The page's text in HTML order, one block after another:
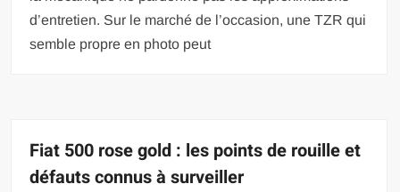
d’entretien. Sur le marché de l’occasion, une TZR qui
semble propre en photo peut
Fiat 500 rose gold : les points de rouille et
défauts connus à surveiller